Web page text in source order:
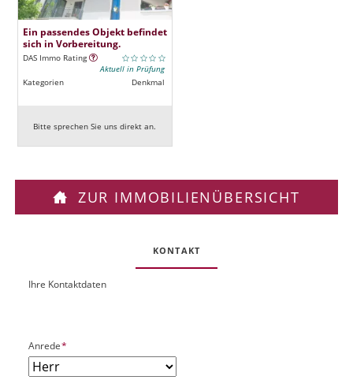
Ein passendes Objekt befindet
sich in Vorbereitung.
DAS Immo Rating
Aktuell in Prüfung
Kategorien
Denkmal
Bitte sprechen Sie uns direkt an.
ZUR IMMOBILIENÜBERSICHT
KONTAKT
O
k
UIhre Kontaktdaten
P
f
l
Anrede*